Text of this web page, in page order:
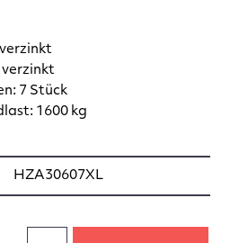
7 Stück
1600 kg
HZA30607XL